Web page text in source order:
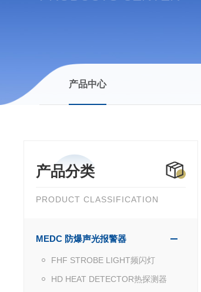
产品中心
产品分类
PRODUCT CLASSIFICATION
MEDC 防爆声光报警器
FHF STROBE LIGHT频闪灯
HD HEAT DETECTOR热探测器